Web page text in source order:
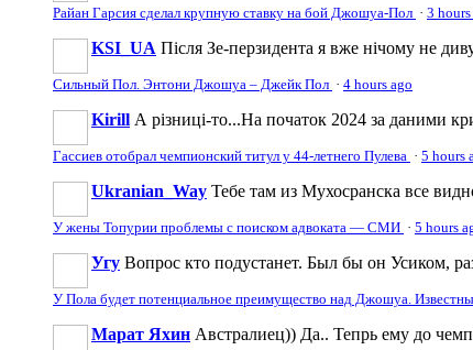
Райан Гарсия сделал крупную ставку на бой Джошуа-Пол · 3 hours
KSI_UA Після Зе-перзидента я вже нічому не
Сильный Пол. Энтони Джошуа – Джейк Пол · 4 hours ago
Kirill А різниці-то...На початок 2024 за даними
Гассиев отобрал чемпионский титул у 44-летнего Пулева · 5 hours
Ukranian_Way Тебе там из Мухосранска все
У жены Топурии проблемы с поиском адвоката — СМИ · 5 hours
Угу Вопрос кто подустанет. Был бы он Усиком,
У Пола будет потенциальное преимущество над Джошуа.
Марат Яхин Австралиец)) Да.. Тепрь ему до